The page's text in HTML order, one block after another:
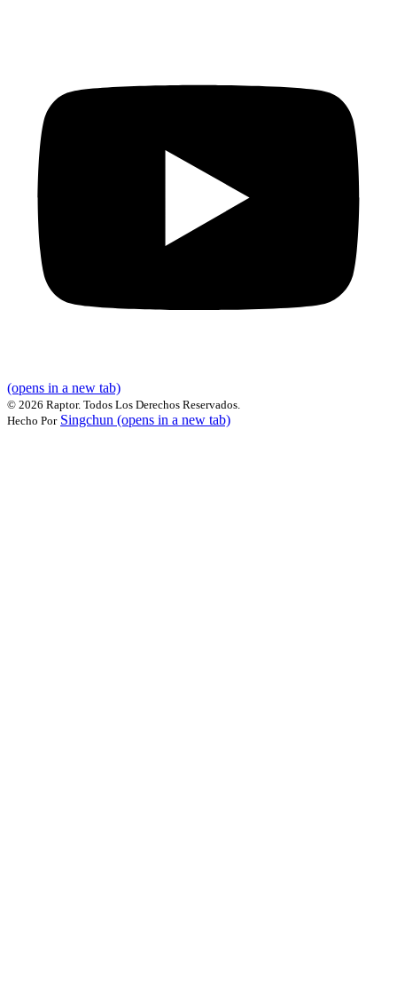
(opens in a new tab)
© 2026 Raptor. Todos Los Derechos Reservados.
Hecho Por Singchun (opens in a new tab)